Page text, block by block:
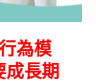
為模
長期